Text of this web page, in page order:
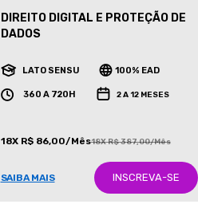
DIREITO DIGITAL E PROTEÇÃO DE
DADOS
LATO SENSU 100% EAD
360 A 720H 2 A 12 MESES
18X R$ 86,00/Mês18X R$ 387,00/Mês
SAIBA MAIS INSCREVA-SE